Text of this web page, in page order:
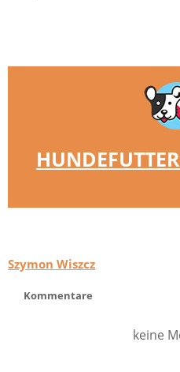
Szymon Wiszcz
Kommentare
keine